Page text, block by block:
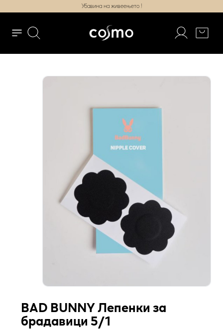
Убавина на живеењето !
BAD BUNNY Лепенки за
брадавици 5/1